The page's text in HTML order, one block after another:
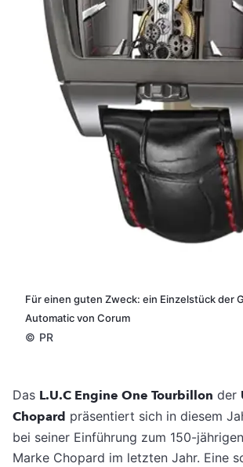
Für einen guten Zweck: ein Einzelstück der
Automatic von Corum
© PR
Das L.U.C Engine One Tourbillon der
Chopard präsentiert sich in diesem
bei seiner Einführung zum 150-
Marke Chopard im letzten Jahr. Eine